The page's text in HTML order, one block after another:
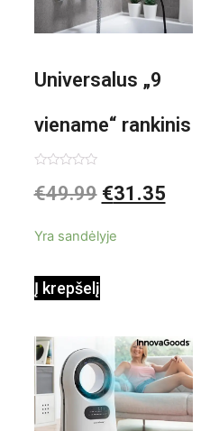
Universalus „9
viename“ rankinis
garintuvas su
0,35 L 3 Bar
1000W
0
iš
€49.99 €31.35
Yra sandėlyje
Į krepšelį